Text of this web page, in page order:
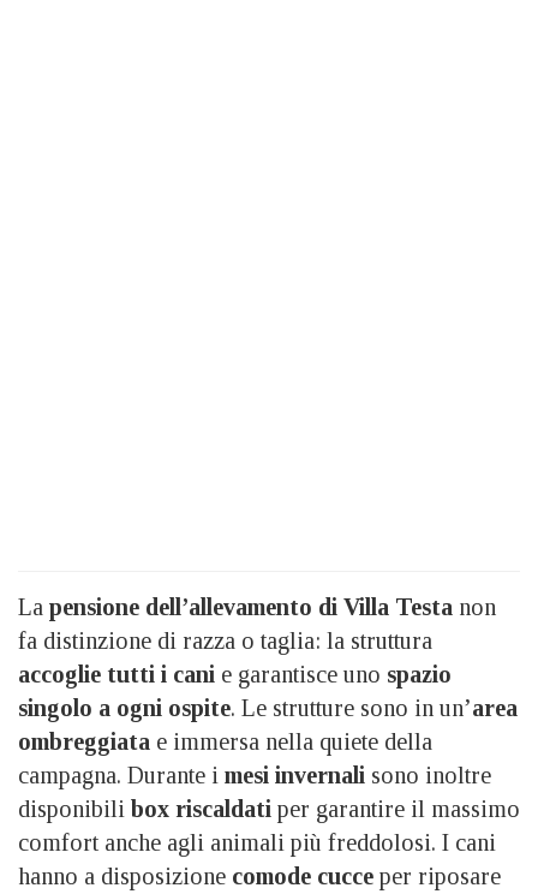
La pensione dell’allevamento di Villa Testa non
fa distinzione di razza o taglia: la struttura
accoglie tutti i cani e garantisce uno spazio
singolo a ogni ospite. Le strutture sono in un’area
ombreggiata e immersa nella quiete della
campagna. Durante i mesi invernali sono inoltre
disponibili box riscaldati per garantire il massimo
comfort anche agli animali più freddolosi. I cani
hanno a disposizione comode cucce per riposare